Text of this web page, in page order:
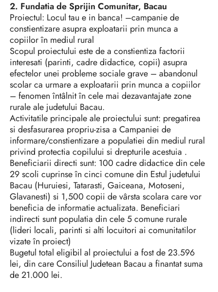
2. Fundatia de Sprijin Comunitar, Bacau
Proiectul: Locul tau e in banca! –campanie de
constientizare asupra exploatarii prin munca a
copiilor în mediul rural
Scopul proiectului este de a constientiza factorii
interesati (parinti, cadre didactice, copii) asupra
efectelor unei probleme sociale grave – abandonul
scolar ca urmare a exploatarii prin munca a copiilor
– fenomen întâlnit în cele mai dezavantajate zone
rurale ale judetului Bacau.
Activitatile principale ale proiectului sunt: pregatirea
si desfasurarea propriu-zisa a Campaniei de
informare/constientizare a populatiei din mediul rural
privind protectia copilului si drepturile acestuia .
Beneficiarii directi sunt: 100 cadre didactice din cele
29 scoli cuprinse în cinci comune din Estul judetului
Bacau (Huruiesi, Tatarasti, Gaiceana, Motoseni,
Glavanesti) si 1,500 copii de vârsta scolara care vor
beneficia de informatie actualizata. Beneficiari
indirecti sunt populatia din cele 5 comune rurale
(lideri locali, parinti si alti locuitori ai comunitatilor
vizate în proiect)
Bugetul total eligibil al proiectului a fost de 23.596
lei, din care Consiliul Judetean Bacau a finantat suma
de 21.000 lei.